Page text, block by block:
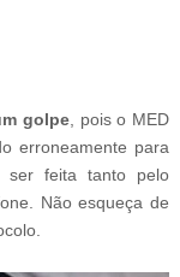
golpe, pois o MED
erroneamente para
ser feita tanto pelo
Não esqueça de